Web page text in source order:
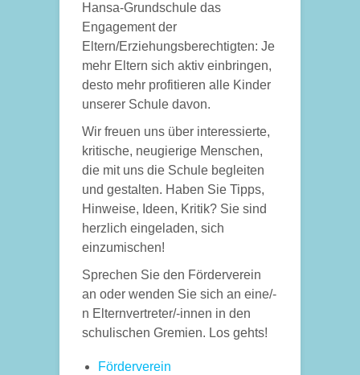
Hansa-Grundschule das
Engagement der
Eltern/Erziehungsberechtigten: Je
mehr Eltern sich aktiv einbringen,
desto mehr profitieren alle Kinder
unserer Schule davon.
Wir freuen uns über interessierte,
kritische, neugierige Menschen,
die mit uns die Schule begleiten
und gestalten. Haben Sie Tipps,
Hinweise, Ideen, Kritik? Sie sind
herzlich eingeladen, sich
einzumischen!
Sprechen Sie den Förderverein
an oder wenden Sie sich an eine/-
n Elternvertreter/-innen in den
schulischen Gremien. Los gehts!
Förderverein